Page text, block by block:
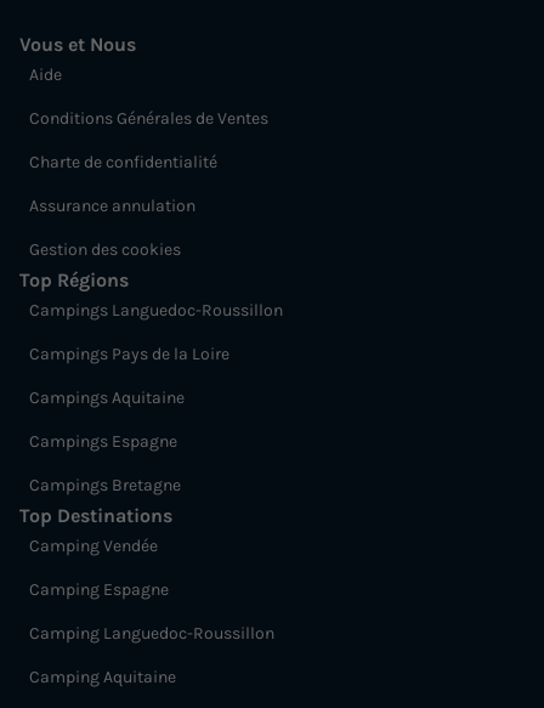
Vous et Nous
Aide
Conditions Générales de Ventes
Charte de confidentialité
Assurance annulation
Gestion des cookies
Top Régions
Campings Languedoc-Roussillon
Campings Pays de la Loire
Campings Aquitaine
Campings Espagne
Campings Bretagne
Top Destinations
Camping Vendée
Camping Espagne
Camping Languedoc-Roussillon
Camping Aquitaine